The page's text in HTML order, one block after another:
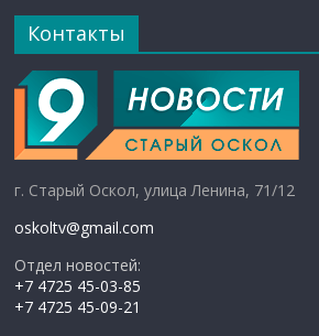
Контакты
г. Старый Оскол, улица Ленина, 71/12
oskoltv@gmail.com
Отдел новостей:
+7 4725 45-03-85
+7 4725 45-09-21